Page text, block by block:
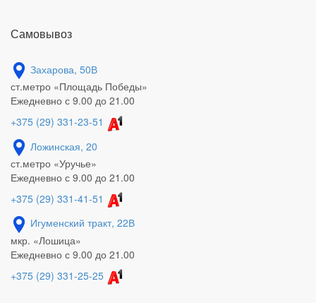
Самовывоз
Захарова, 50В
ст.метро «Площадь Победы»
Ежедневно с 9.00 до 21.00
+375 (29) 331-23-51
Ложинская, 20
ст.метро «Уручье»
Ежедневно с 9.00 до 21.00
+375 (29) 331-41-51
Игуменский тракт, 22В
мкр. «Лошица»
Ежедневно с 9.00 до 21.00
+375 (29) 331-25-25